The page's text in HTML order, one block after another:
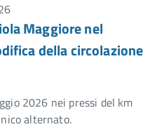
Maggiore nel
della circolazione
2026 nei pressi del km
alternato.